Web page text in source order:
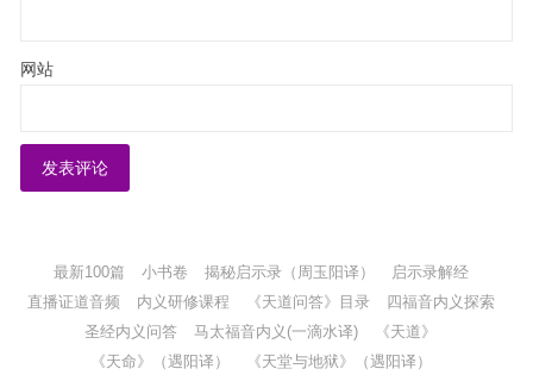
网站
最新100篇 小书卷 揭秘启示录（周玉阳译）
启示录解经
直播证道音频
内义研修课程 《天道问答》目录
四福音内义探索
圣经内义问答
马太福音内义(一滴水译)
《天道》
《天命》（遇阳译）
《天堂与地狱》（遇阳译）